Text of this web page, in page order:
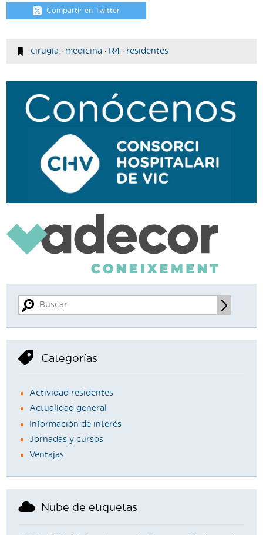
Compartir en Twitter
cirugía · medicina · R4· residentes
Categorías
Actividad residentes
Actualidad general
Información de interés
Jornadas y cursos
Ventajas
Nube de etiquetas